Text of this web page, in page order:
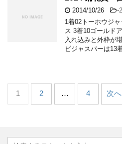
2014/10/26 -
1着02トーホウジ
ス 3着10ゴールド
入れ込みと外枠が
ビジャスパーは13
1 2 … 4 次